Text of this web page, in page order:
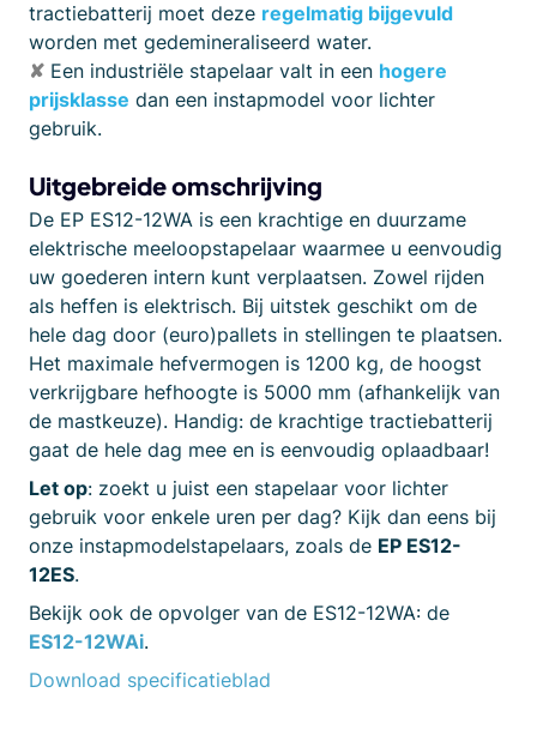
tractiebatterij moet deze regelmatig bijgevuld
worden met gedemineraliseerd water.
✘ Een industriële stapelaar valt in een hogere
prijsklasse dan een instapmodel voor lichter
gebruik.
Uitgebreide omschrijving
De EP ES12-12WA is een krachtige en duurzame
elektrische meeloopstapelaar waarmee u eenvoudig
uw goederen intern kunt verplaatsen. Zowel rijden
als heffen is elektrisch. Bij uitstek geschikt om de
hele dag door (euro)pallets in stellingen te plaatsen.
Het maximale hefvermogen is 1200 kg, de hoogst
verkrijgbare hefhoogte is 5000 mm (afhankelijk van
de mastkeuze). Handig: de krachtige tractiebatterij
gaat de hele dag mee en is eenvoudig oplaadbaar!
Let op: zoekt u juist een stapelaar voor lichter
gebruik voor enkele uren per dag? Kijk dan eens bij
onze instapmodelstapelaars, zoals de EP ES12-
12ES.
Bekijk ook de opvolger van de ES12-12WA: de
ES12-12WAi.
Download specificatieblad